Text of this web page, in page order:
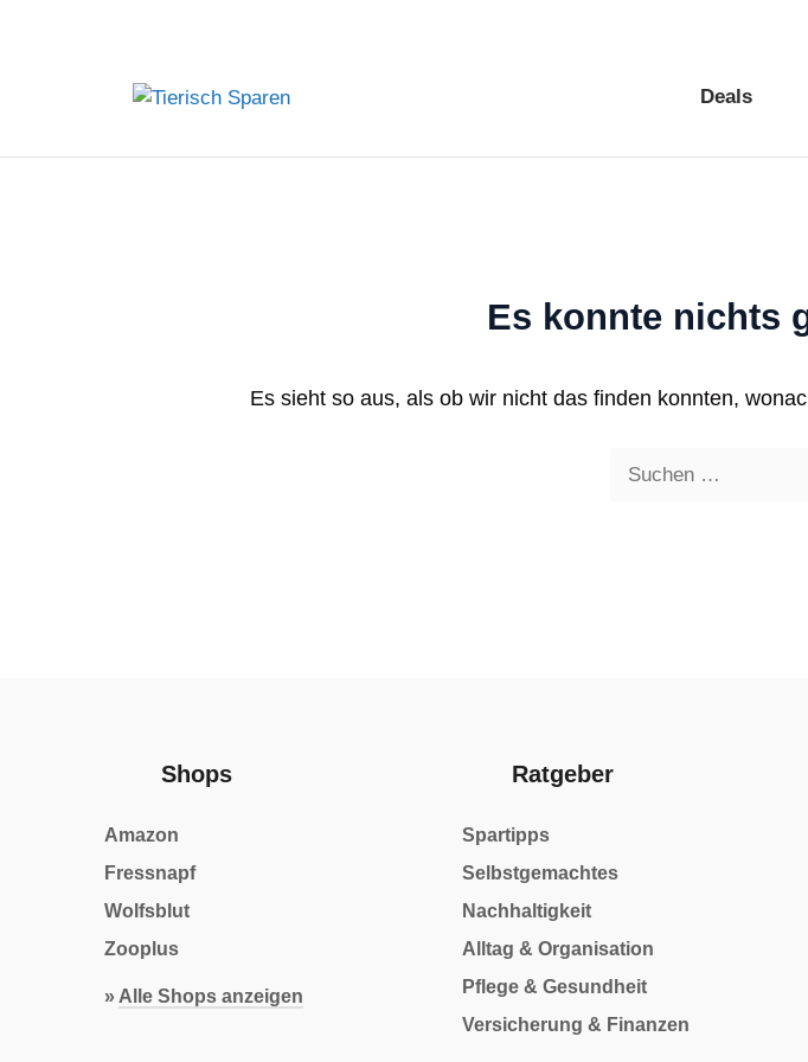
Deals
Es konnte nichts
Es sieht so aus, als ob wir nicht das finden konnten,
Suche
Shops
Amazon
Fressnapf
Wolfsblut
Zooplus
» Alle Shops anzeigen
Ratgeber
Spartipps
Selbstgemachtes
Nachhaltigkeit
Alltag & Organisation
Pflege & Gesundheit
Versicherung & Finanzen